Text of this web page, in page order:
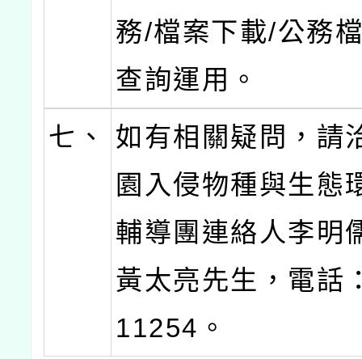
務/檔案下載/公務
查詢運用。
七、
如有相關疑問，請
園入侵物種與生態
輔導團連絡人李明
黃太亮先生，電話
11254。